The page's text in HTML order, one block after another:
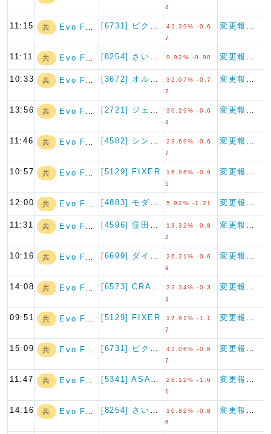
4
11:15 共 Evo Fund
42.39% -0.6
7
11:11 共 Evo Fund 9.92% -0.90
10:33 共 Evo Fund
32.07% -0.7
7
13:56 共 Evo Fund
30.29% -0.6
4
11:46 共 Evo Fund
23.69% -0.6
7
10:57 共 Evo Fund [5129] FIXER
16.96% -0.9
5
12:00 共 Evo Fund 5.92% -1.21
11:31 共 Evo Fund
13.32% -0.8
2
10:16 共 Evo Fund
26.21% -0.6
9
14:08 共 Evo Fund
33.34% -0.3
3
09:51 共 Evo Fund [5129] FIXER
17.91% -1.1
7
15:09 共 Evo Fund
43.06% -0.6
7
11:47 共 Evo Fund
28.12% -1.6
1
14:16 共 Evo Fund
10.82% -0.8
6